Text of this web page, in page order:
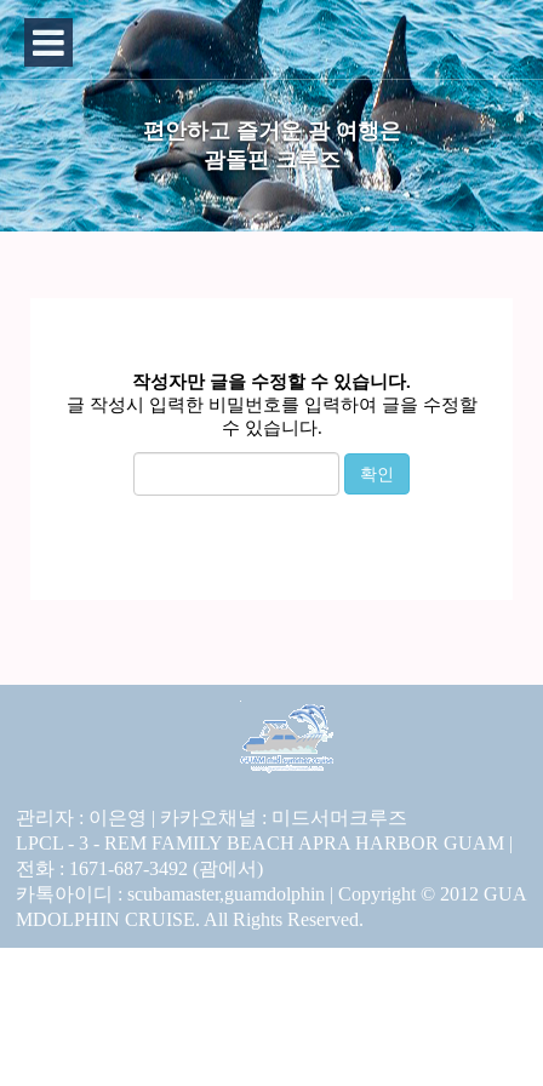
편안하고 즐거운 괌 여행은
괌돌핀 크루즈
작성자만 글을 수정할 수 있습니다.
글 작성시 입력한 비밀번호를 입력하여 글을 수정할
수 있습니다.
관리자 : 이은영 | 카카오채널 : 미드서머크루즈
LPCL - 3 - REM FAMILY BEACH APRA HARBOR GUAM |
전화 : 1671-687-3492 (괌에서)
카톡아이디 : scubamaster,guamdolphin | Copyright © 2012 GUA
MDOLPHIN CRUISE. All Rights Reserved.